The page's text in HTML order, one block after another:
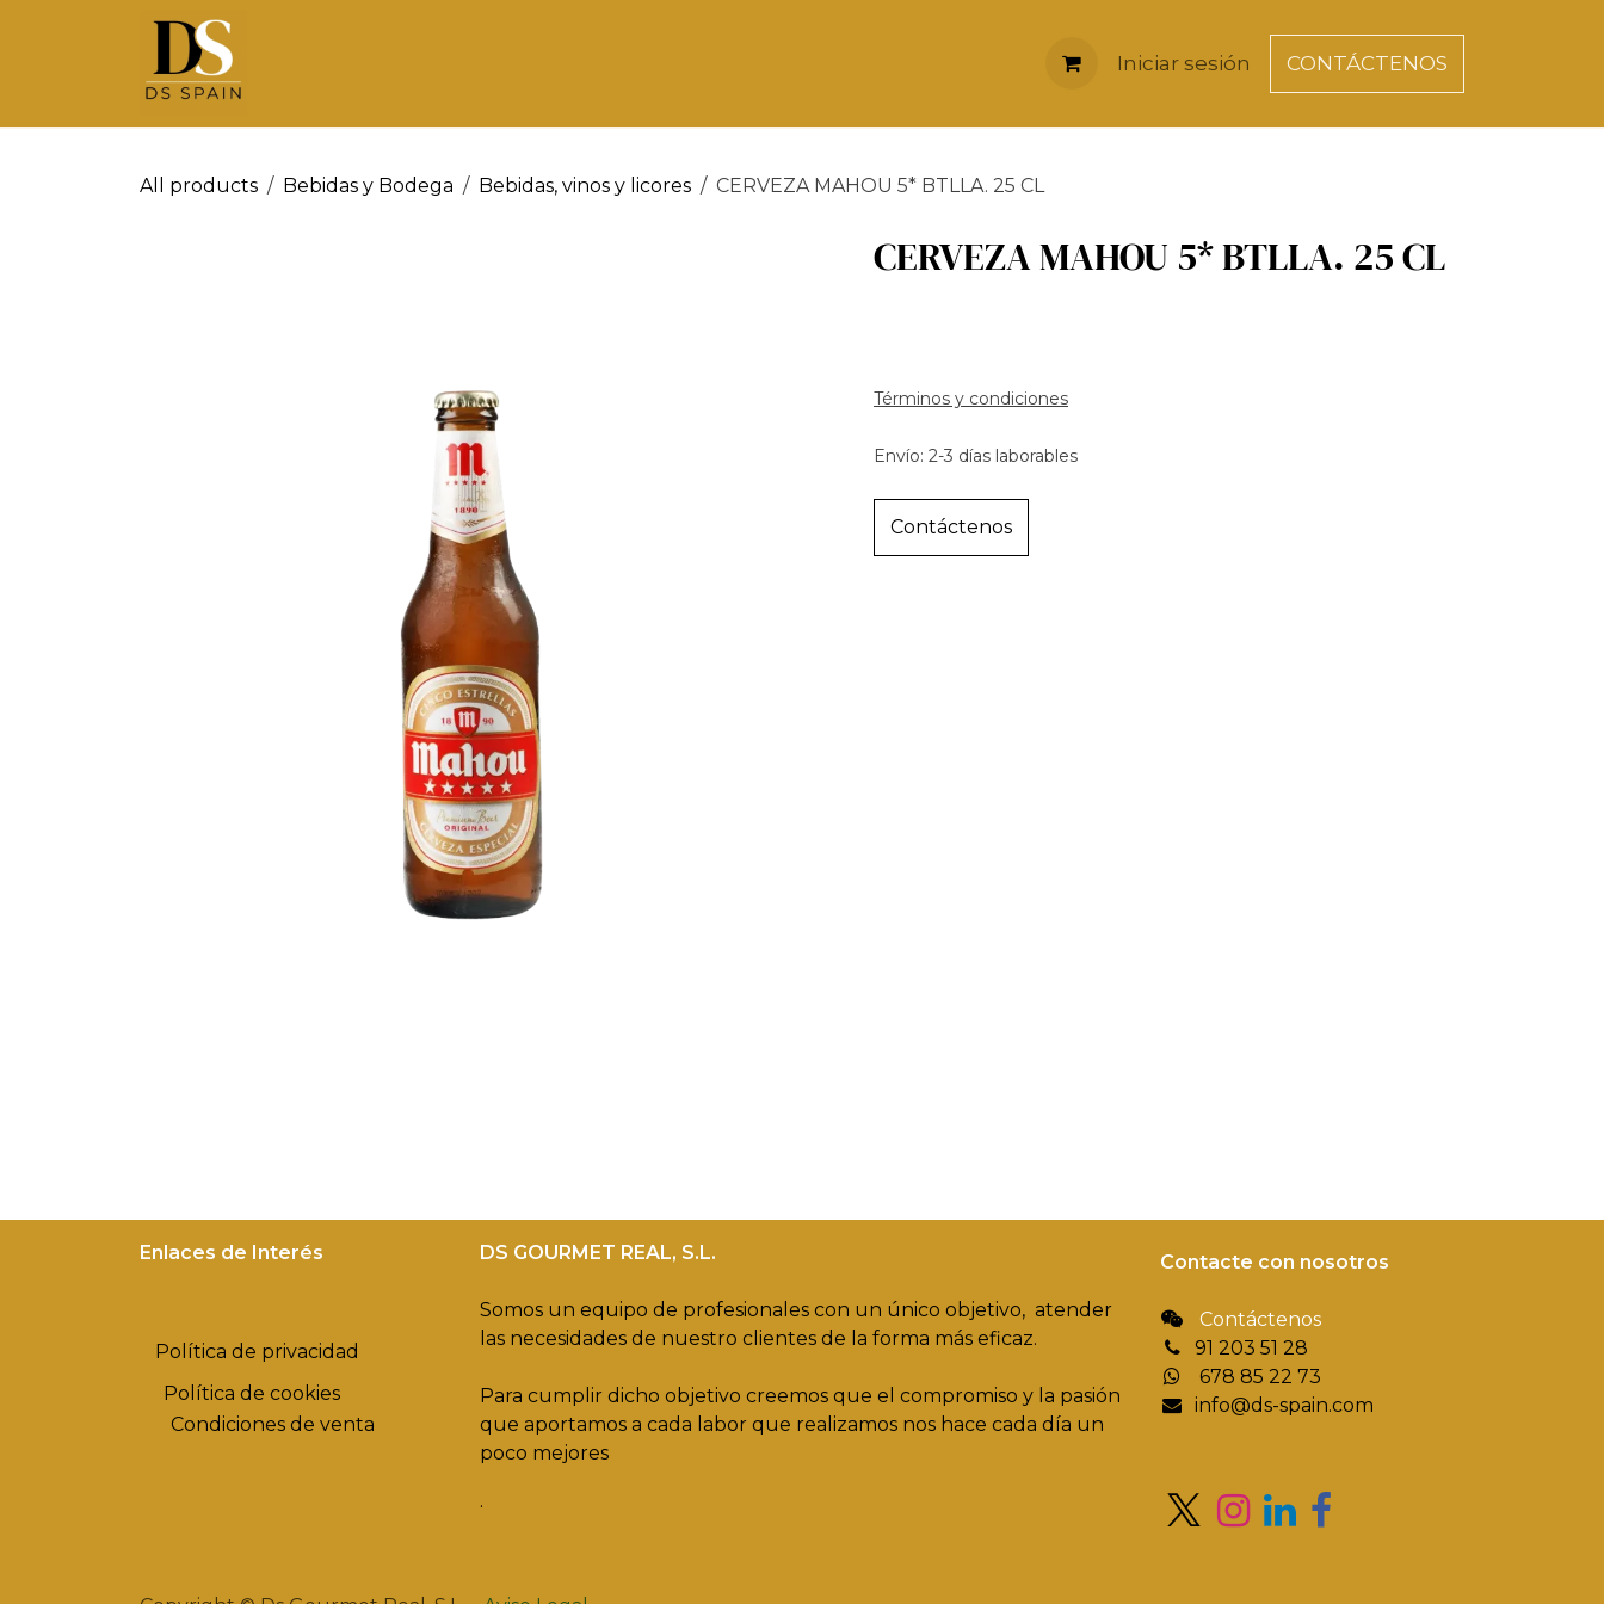
Iniciar sesión CONTÁCTENOS
All products Bebidas y Bodega Bebidas, vinos y licores CERVEZA MAHOU 5* BTLLA. 25 CL
CERVEZA MAHOU 5* BTLLA. 25 CL
Términos y condiciones
Envío: 2-3 días laborables
Contáctenos
Enlaces de Interés
Política de privacidad
Política de cookies
Condiciones de venta
DS GOURMET REAL, S.L.
Somos un equipo de profesionales con un único objetivo, atender
las necesidades de nuestro clientes de la forma más eficaz.
Para cumplir dicho objetivo creemos que el compromiso y la pasión
que aportamos a cada labor que realizamos nos hace cada día un
poco mejores
.
Contacte con nosotros
Contáctenos
91 203 51 28
678 85 22 73
info@ds-spain.com